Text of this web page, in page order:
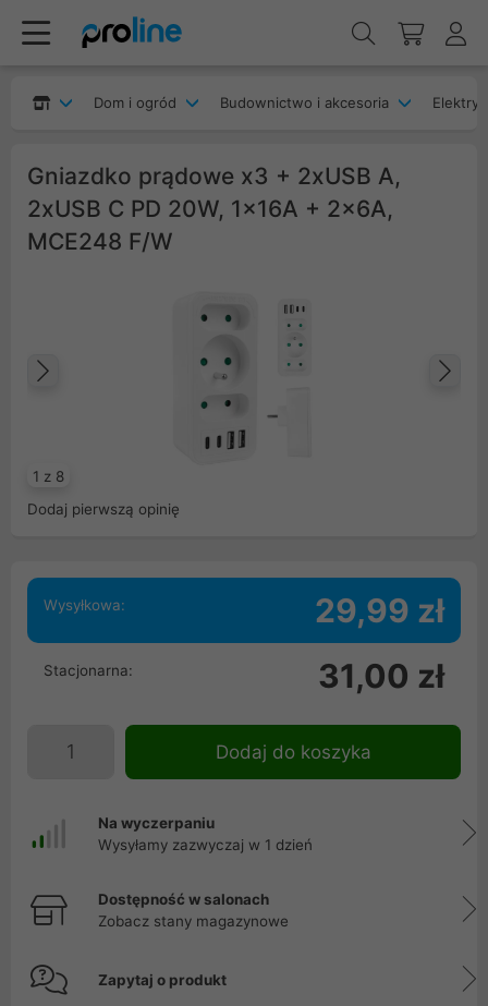
Dom i ogród Budownictwo i akcesoria
Gniazdko prądowe x3 + 2xUSB A,
2xUSB C PD 20W, 1x16A + 2x6A,
MCE248 F/W
1 z 8
Poprzedni
Dodaj pierwszą opinię
Wysyłkowa: 29,99 zł
Stacjonarna: 31,00 zł
Dodaj do koszyka
Na wyczerpaniu
Wysyłamy zazwyczaj w 1 dzień
Dostępność w salonach
Zobacz stany magazynowe
Zapytaj o produkt